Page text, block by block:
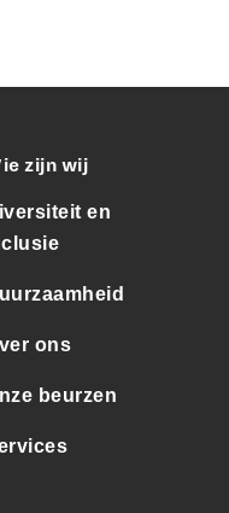
zijn wij
en
ons
beurzen